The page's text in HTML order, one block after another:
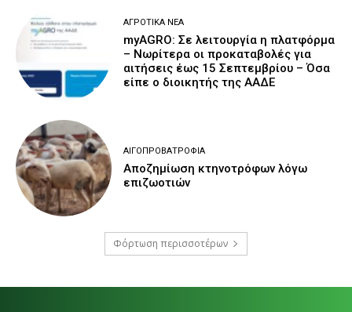
ΑΓΡΟΤΙΚΆ ΝΈΑ
myAGRO: Σε λειτουργία η πλατφόρμα
– Νωρίτερα οι προκαταβολές για
αιτήσεις έως 15 Σεπτεμβρίου – Όσα
είπε ο διοικητής της ΑΑΔΕ
ΑΙΓΟΠΡΟΒΑΤΡΟΦΊΑ
Αποζημίωση κτηνοτρόφων λόγω
επιζωοτιών
Φόρτωση περισσοτέρων